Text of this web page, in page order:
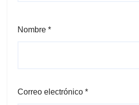
Nombre *
Correo electrónico *